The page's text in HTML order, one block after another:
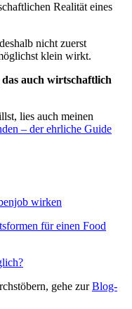
Realität eines
nicht zuerst
klein wirkt.
auch wirtschaftlich
lies auch meinen
– der ehrliche Guide
wirken
für einen Food
gehe zurBlog-